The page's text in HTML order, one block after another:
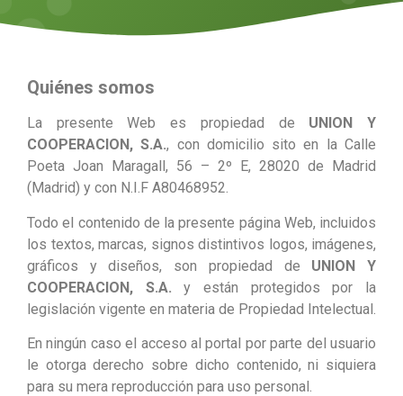
Quiénes somos
La presente Web es propiedad de UNION Y
COOPERACION, S.A., con domicilio sito en la Calle
Poeta Joan Maragall, 56 – 2º E, 28020 de Madrid
(Madrid) y con N.I.F A80468952.
Todo el contenido de la presente página Web, incluidos
los textos, marcas, signos distintivos logos, imágenes,
gráficos y diseños, son propiedad de UNION Y
COOPERACION, S.A. y están protegidos por la
legislación vigente en materia de Propiedad Intelectual.
En ningún caso el acceso al portal por parte del usuario
le otorga derecho sobre dicho contenido, ni siquiera
para su mera reproducción para uso personal.